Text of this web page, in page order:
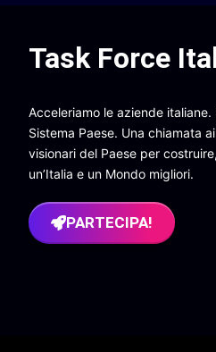
Task Force
Acceleriamo le aziende italiane.
Sistema Paese. Una chiamata
visionari del Paese per
un’Italia e un Mondo migliori.
PARTECIPA!